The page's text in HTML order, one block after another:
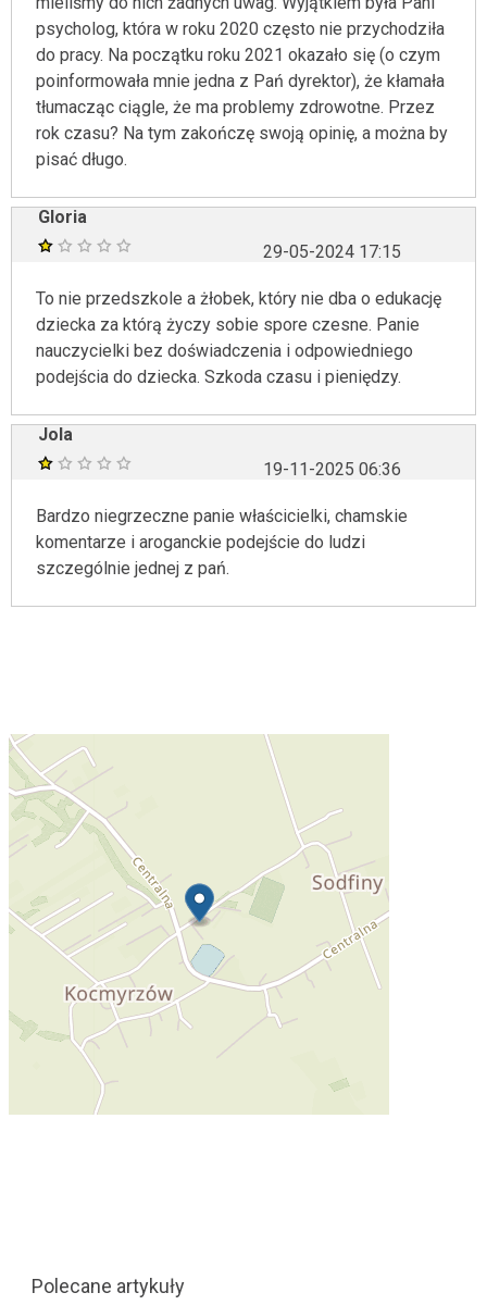
psycholog, która w roku 2020 często nie przychodziła
do pracy. Na początku roku 2021 okazało się (o czym
poinformowała mnie jedna z Pań dyrektor), że kłamała
tłumacząc ciągle, że ma problemy zdrowotne. Przez
rok czasu? Na tym zakończę swoją opinię, a można by
pisać długo.
Gloria
29-05-2024 17:15
To nie przedszkole a żłobek, który nie dba o edukację
dziecka za którą życzy sobie spore czesne. Panie
nauczycielki bez doświadczenia i odpowiedniego
podejścia do dziecka. Szkoda czasu i pieniędzy.
Jola
19-11-2025 06:36
Bardzo niegrzeczne panie właścicielki, chamskie
komentarze i aroganckie podejście do ludzi
szczególnie jednej z pań.
Polecane artykuły